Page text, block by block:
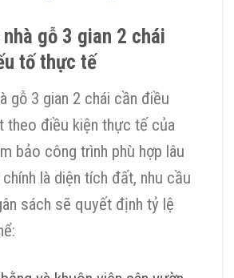
gỗ 3 gian 2 chái
tố thực tế
gỗ 3 gian 2 chái cần điều
theo điều kiện thực tế của
bảo công trình phù hợp lâu
là diện tích đất, nhu cầu
sách sẽ quyết định tỷ lệ